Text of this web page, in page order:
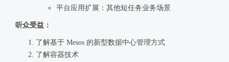
平台应用扩展：其他短任务业务场景
听众受益：
了解基于 Mesos 的新型数据中心管理方式
了解容器技术